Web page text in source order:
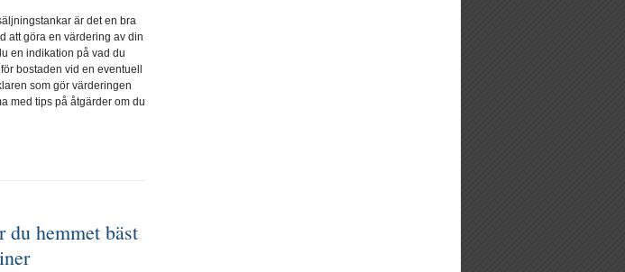
är det en bra
att göra en värdering av din
en indikation på vad du
bostaden vid en eventuell
som gör värderingen
med tips på åtgärder om du
du hemmet bäst